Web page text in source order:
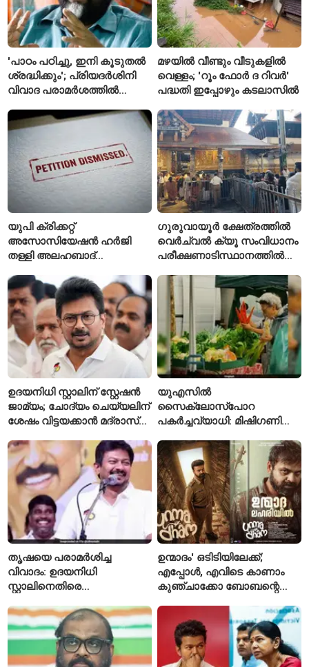
'പാഠം പഠിച്ചു, ഇനി കൂടുതൽ
ശ്രദ്ധിക്കും'; പ്രിയദർശിനി
വിവാദ പരാമർശത്തിൽ
സി.പി. ജോൺ
മഴയിൽ വീണ്ടും വീടുകളിൽ
വെള്ളം; 'റൂം ഫോർ ദ റിവർ'
പദ്ധതി ഇപ്പോഴും കടലാസിൽ
യുപി ക്രിക്കറ്റ്
അസോസിയേഷൻ ഹർജി
തള്ളി അലഹബാദ്
ഗുരുവായൂർ ക്ഷേത്രത്തിൽ
വെർച്വൽ ക്യൂ സംവിധാനം
പരീക്ഷണാടിസ്ഥാനത്തിൽ
ഉദയനിധി സ്റ്റാലിന് സ്റ്റേഷൻ
ജാമ്യം; ചോദ്യം ചെയ്യലിന്
ശേഷം വിട്ടയക്കാൻ മദ്രാസ്
യുഎസിൽ
സൈക്ലോസ്പോറ
പകർച്ചവ്യാധി: മിഷിഗണിൽ
സ്ഥിരീകരിച്ചു
തൃഷയെ പരാമർശിച്ച
വിവാദം: ഉദയനിധി
സ്റ്റാലിനെതിരെ
എന്തെല്ലാം കുറ്റങ്ങൾ?
ഉന്മാദം' ഒടിടിയിലേക്ക്;
എപ്പോൾ, എവിടെ കാണാം
കുഞ്ചാക്കോ ബോബന്റെ